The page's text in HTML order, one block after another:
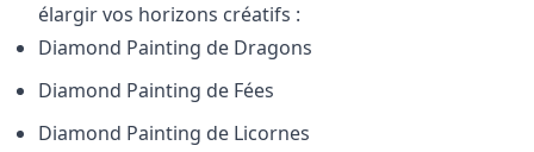
élargir vos horizons créatifs :
Diamond Painting de Dragons
Diamond Painting de Fées
Diamond Painting de Licornes